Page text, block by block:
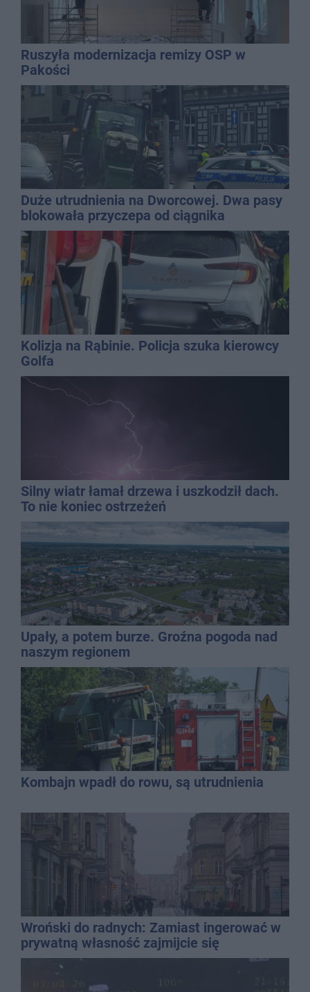
Ruszyła modernizacja remizy OSP w
Pakości
Duże utrudnienia na Dworcowej. Dwa pasy
blokowała przyczepa od ciągnika
Kolizja na Rąbinie. Policja szuka kierowcy
Golfa
Silny wiatr łamał drzewa i uszkodził dach.
To nie koniec ostrzeżeń
Upały, a potem burze. Groźna pogoda nad
naszym regionem
Kombajn wpadł do rowu, są utrudnienia
Wroński do radnych: Zamiast ingerować w
prywatną własność zajmijcie się
gospodarką